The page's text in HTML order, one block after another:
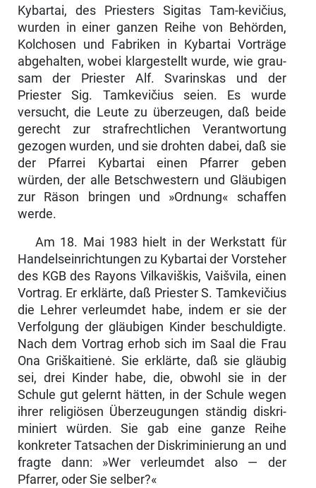
Kybartai, des Priesters Sigitas Tam-kevičius,
wurden in einer ganzen Reihe von Behörden,
Kolchosen und Fa­briken in Kybartai Vorträge
abgehalten, wobei klargestellt wurde, wie grau­
sam der Priester Alf. Svarinskas und der
Priester Sig. Tamkevičius seien. Es wurde
versucht, die Leute zu überzeugen, daß beide
gerecht zur strafrecht­lichen Verantwortung
gezogen wurden, und sie drohten dabei, daß sie
der Pfarrei Kybartai einen Pfarrer geben
würden, der alle Betschwestern und Gläubigen
zur Räson bringen und »Ordnung« schaffen
werde.
Am 18. Mai 1983 hielt in der Werkstatt für
Handelseinrichtungen zu Ky­bartai der Vorsteher
des KGB des Rayons Vilkaviškis, Vaišvila, einen
Vor­trag. Er erklärte, daß Priester S. Tamkevičius
die Lehrer verleumdet habe, indem er sie der
Verfolgung der gläubigen Kinder beschuldigte.
Nach dem Vortrag erhob sich im Saal die Frau
Ona Griškaitienė. Sie erklärte, daß sie gläubig
sei, drei Kinder habe, die, obwohl sie in der
Schule gut gelernt hätten, in der Schule wegen
ihrer religiösen Überzeugungen ständig diskri­
miniert würden. Sie gab eine ganze Reihe
konkreter Tatsachen der Diskrimi­nierung an und
fragte dann: »Wer verleumdet also — der
Pfarrer, oder Sie selber?«